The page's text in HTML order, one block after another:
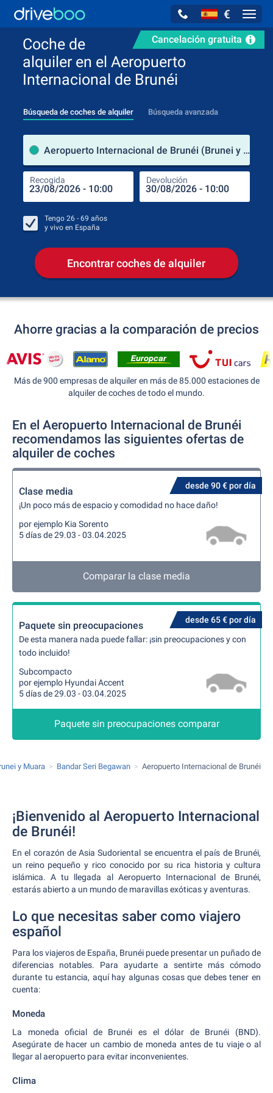
€
Cancelación gratuita
Coche de
alquiler en el Aeropuerto
Internacional de Brunéi
Búsqueda de coches de alquiler Búsqueda avanzada
Aeropuerto Internacional de Brunéi (Brunei y Muara / Brunéi)
Recogida Devolución
Tengo 26 - 69 años
y vivo en España
Encontrar coches de alquiler
Ahorre gracias a la comparación de precios
Más de 900 empresas de alquiler en más de 85.000 estaciones de
alquiler de coches de todo el mundo.
En el Aeropuerto Internacional de Brunéi
recomendamos las siguientes ofertas de
alquiler de coches
desde 90 € por día
Clase media
¡Un poco más de espacio y comodidad no hace daño!
por ejemplo Kia Sorento
5 días de 29.03 - 03.04.2025
Comparar la clase media
desde 65 € por día
Paquete sin preocupaciones
De esta manera nada puede fallar: ¡sin preocupaciones y con
todo incluido!
Subcompacto
por ejemplo Hyundai Accent
5 días de 29.03 - 03.04.2025
Paquete sin preocupaciones comparar
y Muara Bandar Seri Begawan Aeropuerto Internacional de Brunéi
¡Bienvenido al Aeropuerto Internacional
de Brunéi!
En el corazón de Asia Sudoriental se encuentra el país de Brunéi,
un reino pequeño y rico conocido por su rica historia y cultura
islámica. A tu llegada al Aeropuerto Internacional de Brunéi,
estarás abierto a un mundo de maravillas exóticas y aventuras.
Lo que necesitas saber como viajero
español
Para los viajeros de España, Brunéi puede presentar un puñado de
diferencias notables. Para ayudarte a sentirte más cómodo
durante tu estancia, aquí hay algunas cosas que debes tener en
cuenta:
Moneda
La moneda oficial de Brunéi es el dólar de Brunéi (BND).
Asegúrate de hacer un cambio de moneda antes de tu viaje o al
llegar al aeropuerto para evitar inconvenientes.
Clima